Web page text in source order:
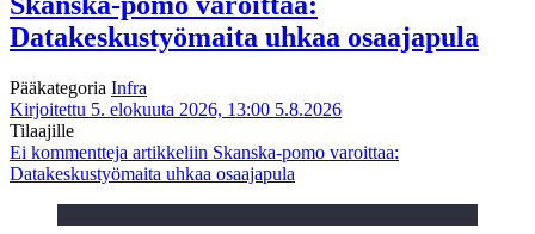
Datakeskustyömaita uhkaa osaajapula
Pääkategoria Infra
Kirjoitettu 5. elokuuta 2026, 13:00 5.8.2026
Tilaajille
Ei kommentteja artikkeliin Skanska-pomo varoittaa:
Datakeskustyömaita uhkaa osaajapula